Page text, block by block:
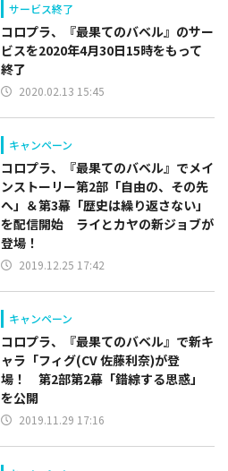
サービス終了
コロプラ、『最果てのバベル』のサー
ビスを2020年4月30日15時をもって
終了
2020.02.13 15:45
キャンペーン
コロプラ、『最果てのバベル』でメイ
ンストーリー第2部「自由の、その先
へ」＆第3幕「歴史は繰り返さない」
を配信開始 ライとカヤの新ジョブが
登場！
2019.12.25 17:42
キャンペーン
コロプラ、『最果てのバベル』で新キ
ャラ「フィグ(CV 佐藤利奈)が登
場！ 第2部第2幕「錯綜する思惑」
を公開
2019.11.29 17:16